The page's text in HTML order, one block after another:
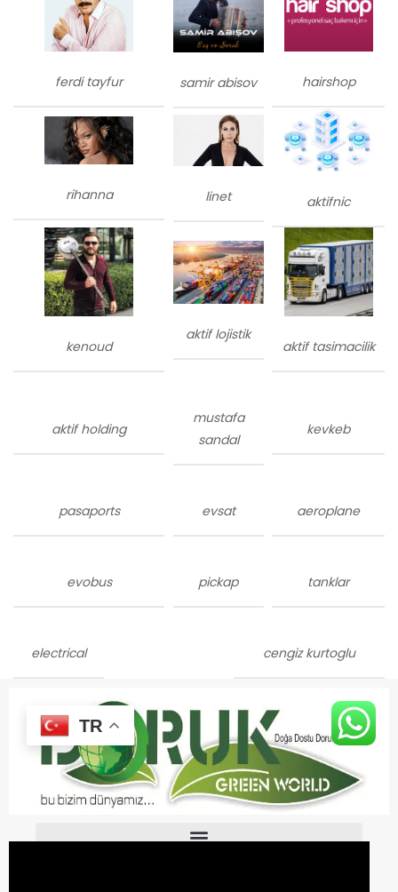
ferdi tayfur samir abisov hairshop
rihanna linet aktifnic
kenoud
aktif lojistik
aktif tasimacilik
aktif holding
mustafa
sandal
kevkeb
pasaports evsat aeroplane
evobus pickap tanklar
electrical cengiz kurtoglu